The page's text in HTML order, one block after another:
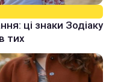
ці знаки Зодіаку
тих